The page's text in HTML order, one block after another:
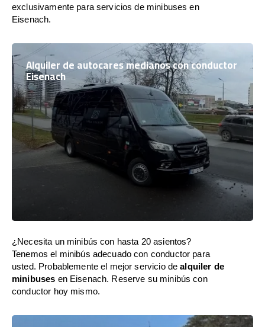
exclusivamente para servicios de minibuses en
Eisenach.
Alquiler de autocares medianos con conductor
Eisenach
¿Necesita un minibús con hasta 20 asientos?
Tenemos el minibús adecuado con conductor para
usted. Probablemente el mejor servicio dealquiler de
minibuses en Eisenach. Reserve su minibús con
conductor hoy mismo.